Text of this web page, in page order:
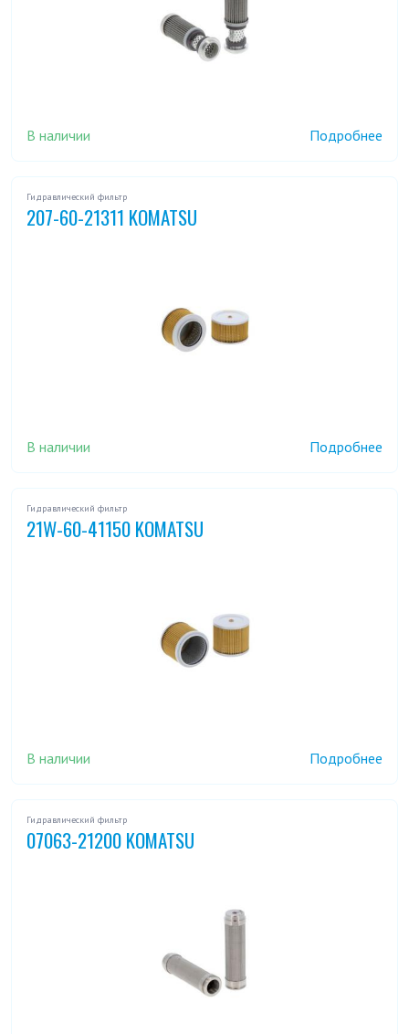
В наличии Подробнее
Гидравлический фильтр
207-60-21311 KOMATSU
В наличии Подробнее
Гидравлический фильтр
21W-60-41150 KOMATSU
В наличии Подробнее
Гидравлический фильтр
07063-21200 KOMATSU